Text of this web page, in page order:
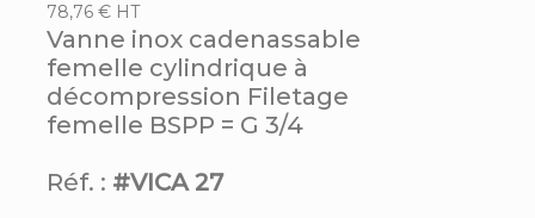
78,76 € HT
Vanne inox cadenassable
femelle cylindrique à
décompression Filetage
femelle BSPP = G 3/4
Réf. : #VICA 27